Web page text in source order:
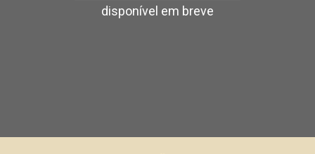
disponível em breve